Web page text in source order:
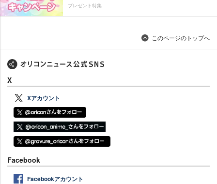
プレゼント特集
このページのトップへ
X
Xアカウント
Facebook
Facebookアカウント